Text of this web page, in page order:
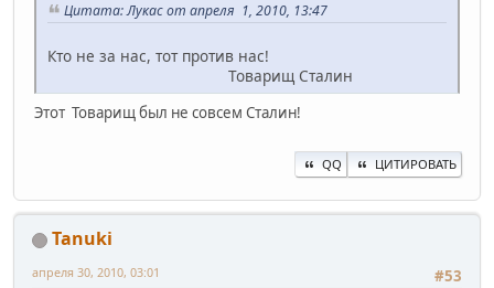
Цитата: Лукас от апреля 1, 2010, 13:47
Кто не за нас, тот против нас!
Товарищ Сталин
Этот Товарищ был не совсем Сталин!
QQ ЦИТИРОВАТЬ
Tanuki
#53
апреля 30, 2010, 03:01